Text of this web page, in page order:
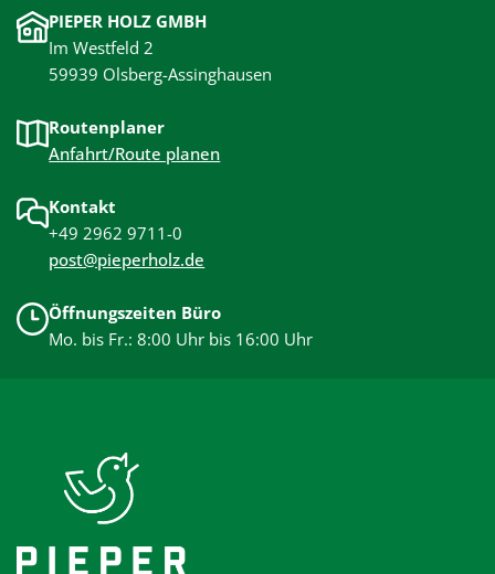
PIEPER HOLZ GMBH
Im Westfeld 2
59939 Olsberg-Assinghausen
Routenplaner
Anfahrt/Route planen
Kontakt
+49 2962 9711-0
post@pieperholz.de
Öffnungszeiten Büro
Mo. bis Fr.: 8:00 Uhr bis 16:00 Uhr